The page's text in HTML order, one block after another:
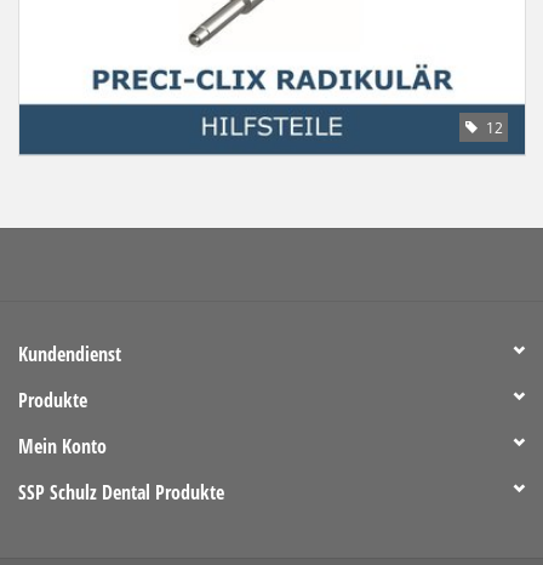
12
Kundendienst
Produkte
Mein Konto
SSP Schulz Dental Produkte